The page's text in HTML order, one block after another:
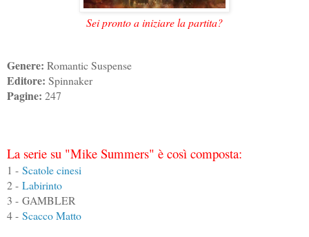
Sei pronto a iniziare la partita?
Genere: Romantic Suspense
Editore: Spinnaker
Pagine: 247
La serie su "Mike Summers" è così composta:
1 - Scatole cinesi
2 - Labirinto
3 - GAMBLER
4 - Scacco Matto